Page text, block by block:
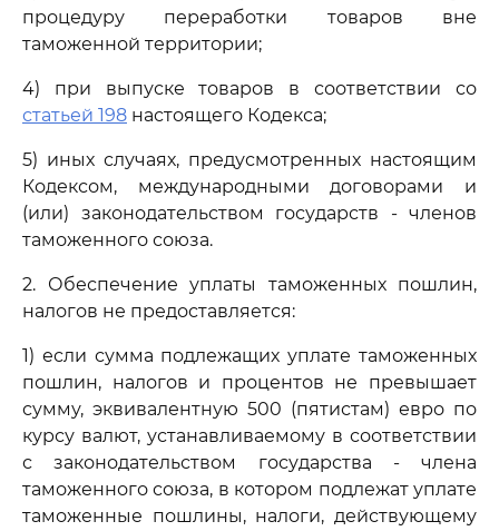
процедуру переработки товаров вне
таможенной территории;
4) при выпуске товаров в соответствии со
статьей 198 настоящего Кодекса;
5) иных случаях, предусмотренных настоящим
Кодексом, международными договорами и
(или) законодательством государств - членов
таможенного союза.
2. Обеспечение уплаты таможенных пошлин,
налогов не предоставляется:
1) если сумма подлежащих уплате таможенных
пошлин, налогов и процентов не превышает
сумму, эквивалентную 500 (пятистам) евро по
курсу валют, устанавливаемому в соответствии
с законодательством государства - члена
таможенного союза, в котором подлежат уплате
таможенные пошлины, налоги, действующему